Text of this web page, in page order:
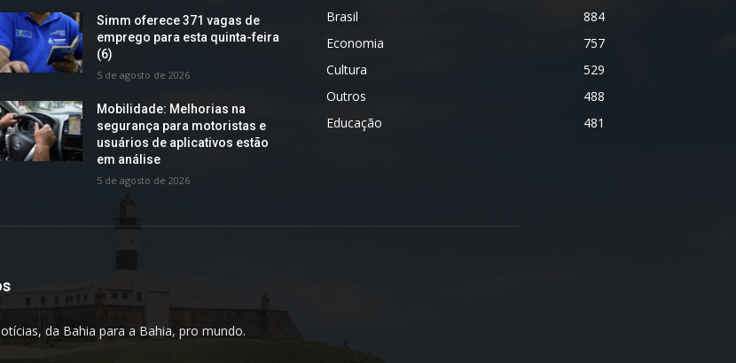
Simm oferece 371 vagas de
emprego para esta quinta-feira
(6)
5 de agosto de 2026
Mobilidade: Melhorias na
segurança para motoristas e
usuários de aplicativos estão
em análise
5 de agosto de 2026
Brasil
884
Economia
757
Cultura
529
Outros
488
Educação
481
da Bahia para a Bahia, pro mundo.